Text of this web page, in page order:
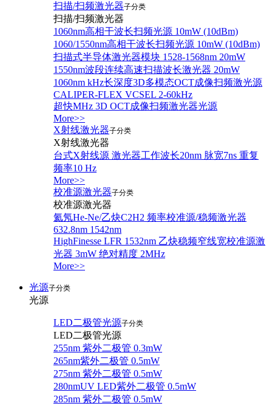
扫描/扫频激光器子分类
扫描/扫频激光器
1060nm高相干波长扫频光源 10mW (10dBm)
1060/1550nm高相干波长扫频光源 10mW (10dBm)
扫描式半导体激光器模块 1528-1568nm 20mW
1550nm波段连续高速扫描波长激光器 20mW
1060nm kHz长深度3D多模态OCT成像扫频激光源
CALIPER-FLEX VCSEL 2-60kHz
超快MHz 3D OCT成像扫频激光器光源
More>>
X射线激光器子分类
X射线激光器
台式X射线源 激光器工作波长20nm 脉宽7ns 重复
频率10 Hz
More>>
校准源激光器子分类
校准源激光器
氦氖He-Ne/乙炔C2H2 频率校准源/稳频激光器
632.8nm 1542nm
HighFinesse LFR 1532nm 乙炔稳频窄线宽校准源激
光器 3mW 绝对精度 2MHz
More>>
光源子分类
光源
LED二极管光源子分类
LED二极管光源
255nm 紫外二极管 0.3mW
265nm紫外二极管 0.5mW
275nm 紫外二极管 0.5mW
280nmUV LED紫外二极管 0.5mW
285nm 紫外二极管 0.5mW